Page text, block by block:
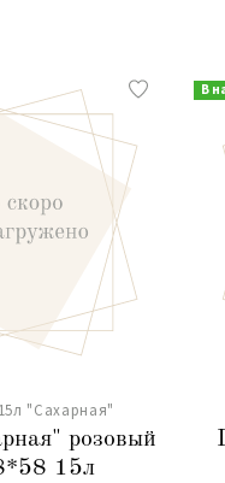
"Сахарная"
розовый
15л
В